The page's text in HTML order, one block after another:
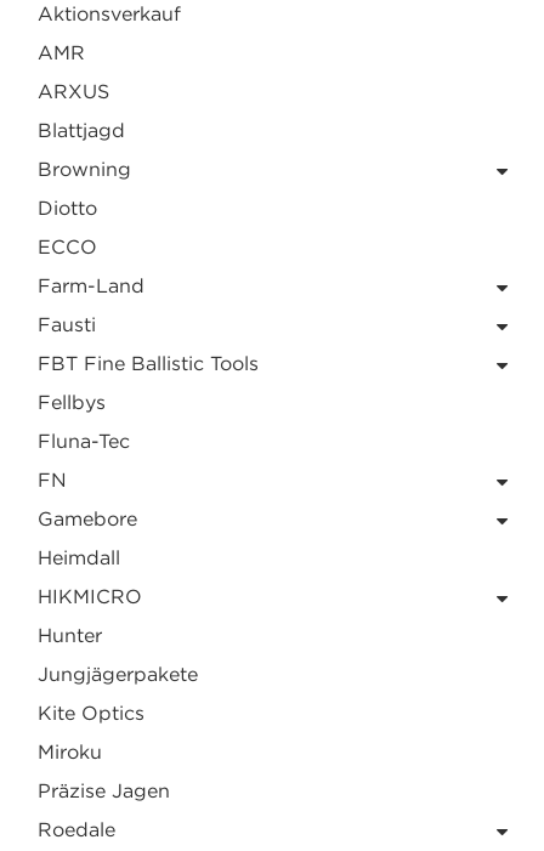
Aktionsverkauf
AMR
ARXUS
Blattjagd
Browning
Diotto
ECCO
Farm-Land
Fausti
FBT Fine Ballistic Tools
Fellbys
Fluna-Tec
FN
Gamebore
Heimdall
HIKMICRO
Hunter
Jungjägerpakete
Kite Optics
Miroku
Präzise Jagen
Roedale